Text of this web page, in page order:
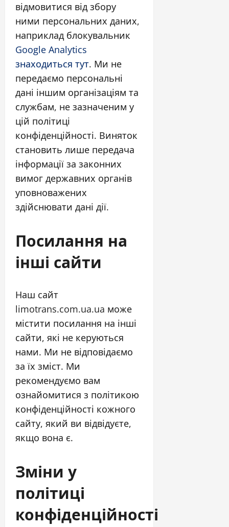
відмовитися від збору
ними персональних даних,
наприклад блокувальник
Google Analytics
знаходиться тут. Ми не
передаємо персональні
дані іншим організаціям та
службам, не зазначеним у
цій політиці
конфіденційності. Виняток
становить лише передача
інформації за законних
вимог державних органів
уповноважених
здійснювати дані дії.
Посилання на
інші сайти
Наш сайт
limotrans.com.ua.ua може
містити посилання на інші
сайти, які не керуються
нами. Ми не відповідаємо
за їх зміст. Ми
рекомендуємо вам
ознайомитися з політикою
конфіденційності кожного
сайту, який ви відвідуєте,
якщо вона є.
Зміни у
політиці
конфіденційності